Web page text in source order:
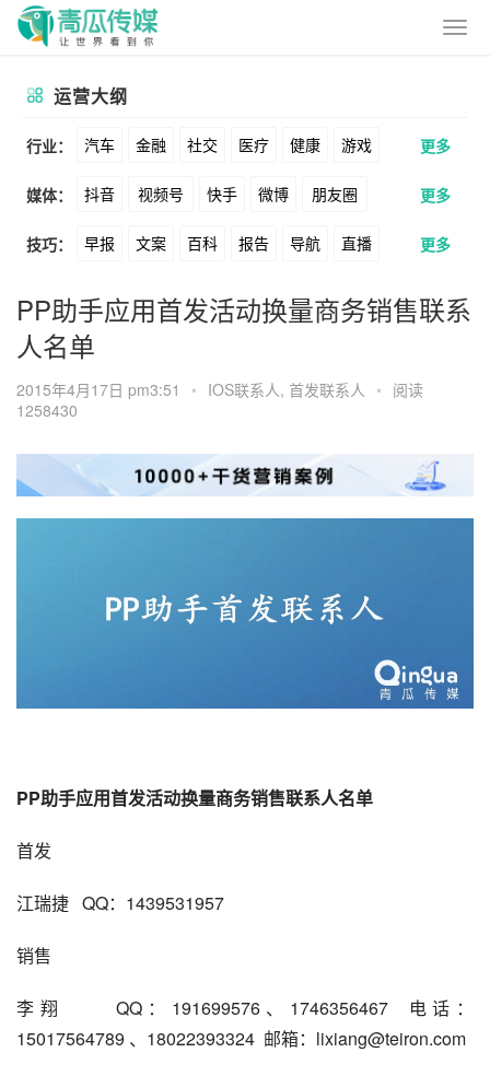
运营大纲
行业： 汽车 金融 社交 医疗 健康 游戏
动漫 美妆 美食 家装 教育 婚纱
酒旅 母婴 宠物 文娱 跨境 科技
广告 元宇宙 房地产
更多
媒体： 抖音 视频号 快手 微博 朋友圈
公众号 B站 小红书 头条 知乎
Soul 360 百度 搜狗 爱奇艺 美柚
美图
Tiktok Yahoo Bing
更多
技巧： 早报 文案 百科 报告 导航 直播
卖货 脚本 话术 电商 私域 社群
涨粉
数据 拉新 活动 用户 游戏 海外
KOL 元宇宙 跨境 青瓜通
更多
PP助手应用首发活动换量商务销售联系
人名单
2015年4月17日 pm3:51 • IOS联系人, 首发联系人 • 阅读
1258430
PP助手应用首发活动换量商务销售联系人名单
首发
江瑞捷   QQ：1439531957
销售
李翔     QQ：191699576、1746356467  电话：
15017564789 、18022393324  邮箱：lixiang@teiron.com